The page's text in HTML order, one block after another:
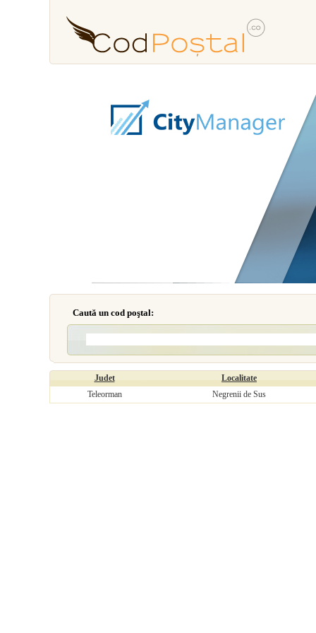
Caută un cod poştal:
Judet
Localitate
Teleorman
Negrenii de Sus